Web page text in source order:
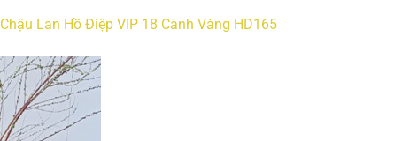
Chậu Lan Hồ Điệp VIP 18 Cành Vàng HD165